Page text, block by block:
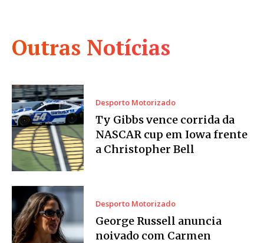
Outras Notícias
Desporto Motorizado
Ty Gibbs vence corrida da
NASCAR cup em Iowa frente
a Christopher Bell
Desporto Motorizado
George Russell anuncia
noivado com Carmen